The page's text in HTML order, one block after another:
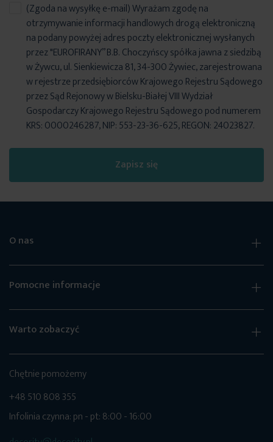
Zapisz się
(Zgoda na wysyłkę e-mail) Wyrażam zgodę na
otrzymywanie informacji handlowych drogą elektroniczną
na podany powyżej adres poczty elektronicznej wysłanych
przez "EUROFIRANY” B.B. Choczyńscy spółka jawna z siedzibą
w Żywcu, ul. Sienkiewicza 81, 34-300 Żywiec, zarejestrowana
w rejestrze przedsiębiorców Krajowego Rejestru Sądowego
przez Sąd Rejonowy w Bielsku-Białej VIII Wydział
Gospodarczy Krajowego Rejestru Sądowego pod numerem
KRS: 0000246287, NIP: 553-23-36-625, REGON: 24023827.
O nas
Pomocne informacje
Warto zobaczyć
Chętnie pomożemy
+48 510 808 355
Infolinia czynna: pn - pt: 8:00 - 16:00